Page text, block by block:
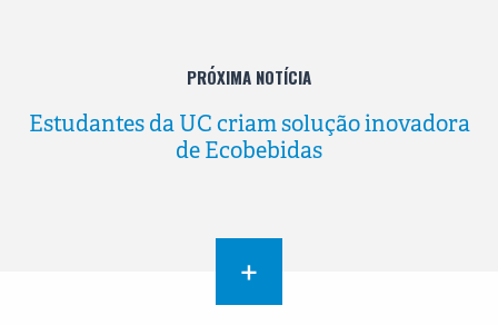
PRÓXIMA NOTÍCIA
Estudantes da UC criam solução inovadora
de Ecobebidas
+